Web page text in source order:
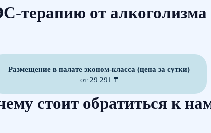
терапию от
Размещение в палате эконом-класса (цена за сутки)
от 29 291 ₸
стоит обратиться к